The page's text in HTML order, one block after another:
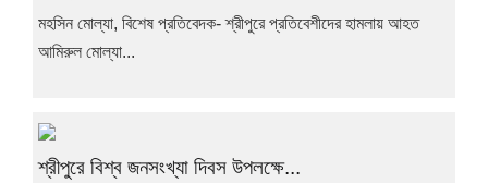
মহসিন মোল্যা, বিশেষ প্রতিবেদক- শ্রীপুরে প্রতিবেশীদের হামলায় আহত
আমিরুল মোল্যা...
শ্রীপুরে বিশ্ব জনসংখ্যা দিবস উপলক্ষে...